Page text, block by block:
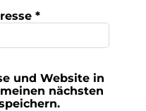
*
und Website in
nächsten